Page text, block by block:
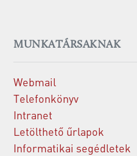
MUNKATÁRSAKNAK
Webmail
Telefonkönyv
Intranet
Letölthető űrlapok
Informatikai segédletek